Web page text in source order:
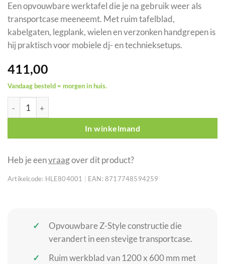
Een opvouwbare werktafel die je na gebruik weer als
transportcase meeneemt. Met ruim tafelblad,
kabelgaten, legplank, wielen en verzonken handgrepen is
hij praktisch voor mobiele dj- en technieksetups.
411,00
Vandaag besteld = morgen in huis.
Showgear draagbare Z-Style tafel-flightcase zwart aantal
In winkelmand
Heb je eenvraagover dit product?
Artikelcode: HLE804001 EAN: 8717748594259
Opvouwbare Z-Style constructie die
verandert in een stevige transportcase.
Ruim werkblad van 1200 x 600 mm met